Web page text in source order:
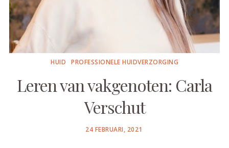
HUID PROFESSIONELE HUIDVERZORGING
Leren van vakgenoten: Carla
Verschut
POSTED
24 FEBRUARI, 2021